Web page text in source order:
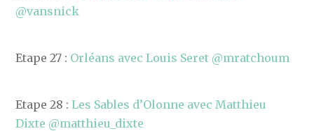
@vansnick
Etape 27 : Orléans avec Louis Seret @mratchoum
Etape 28 :Les Sables d’Olonne avec Matthieu
Dixte @matthieu_dixte